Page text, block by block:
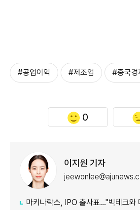
#공업이익 #제조업 #중국경
0
이지원 기자
마키나락스, IPO 출사표…"빅테크와 다